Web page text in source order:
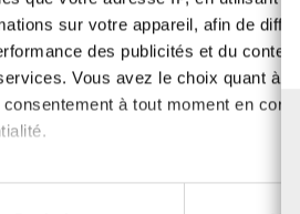
sur votre appareil, afin de
des publicités et du
Vous avez le choix quant à
à tout moment en